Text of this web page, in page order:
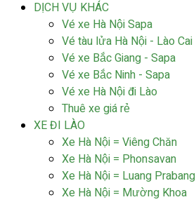
DỊCH VỤ KHÁC
Vé xe Hà Nội Sapa
Vé tàu lửa Hà Nội - Lào Cai
Vé xe Bắc Giang - Sapa
Vé xe Bắc Ninh - Sapa
Vé xe Hà Nội đi Lào
Thuê xe giá rẻ
XE ĐI LÀO
Xe Hà Nội = Viêng Chăn
Xe Hà Nội = Phonsavan
Xe Hà Nội = Luang Prabang
Xe Hà Nội = Mường Khoa